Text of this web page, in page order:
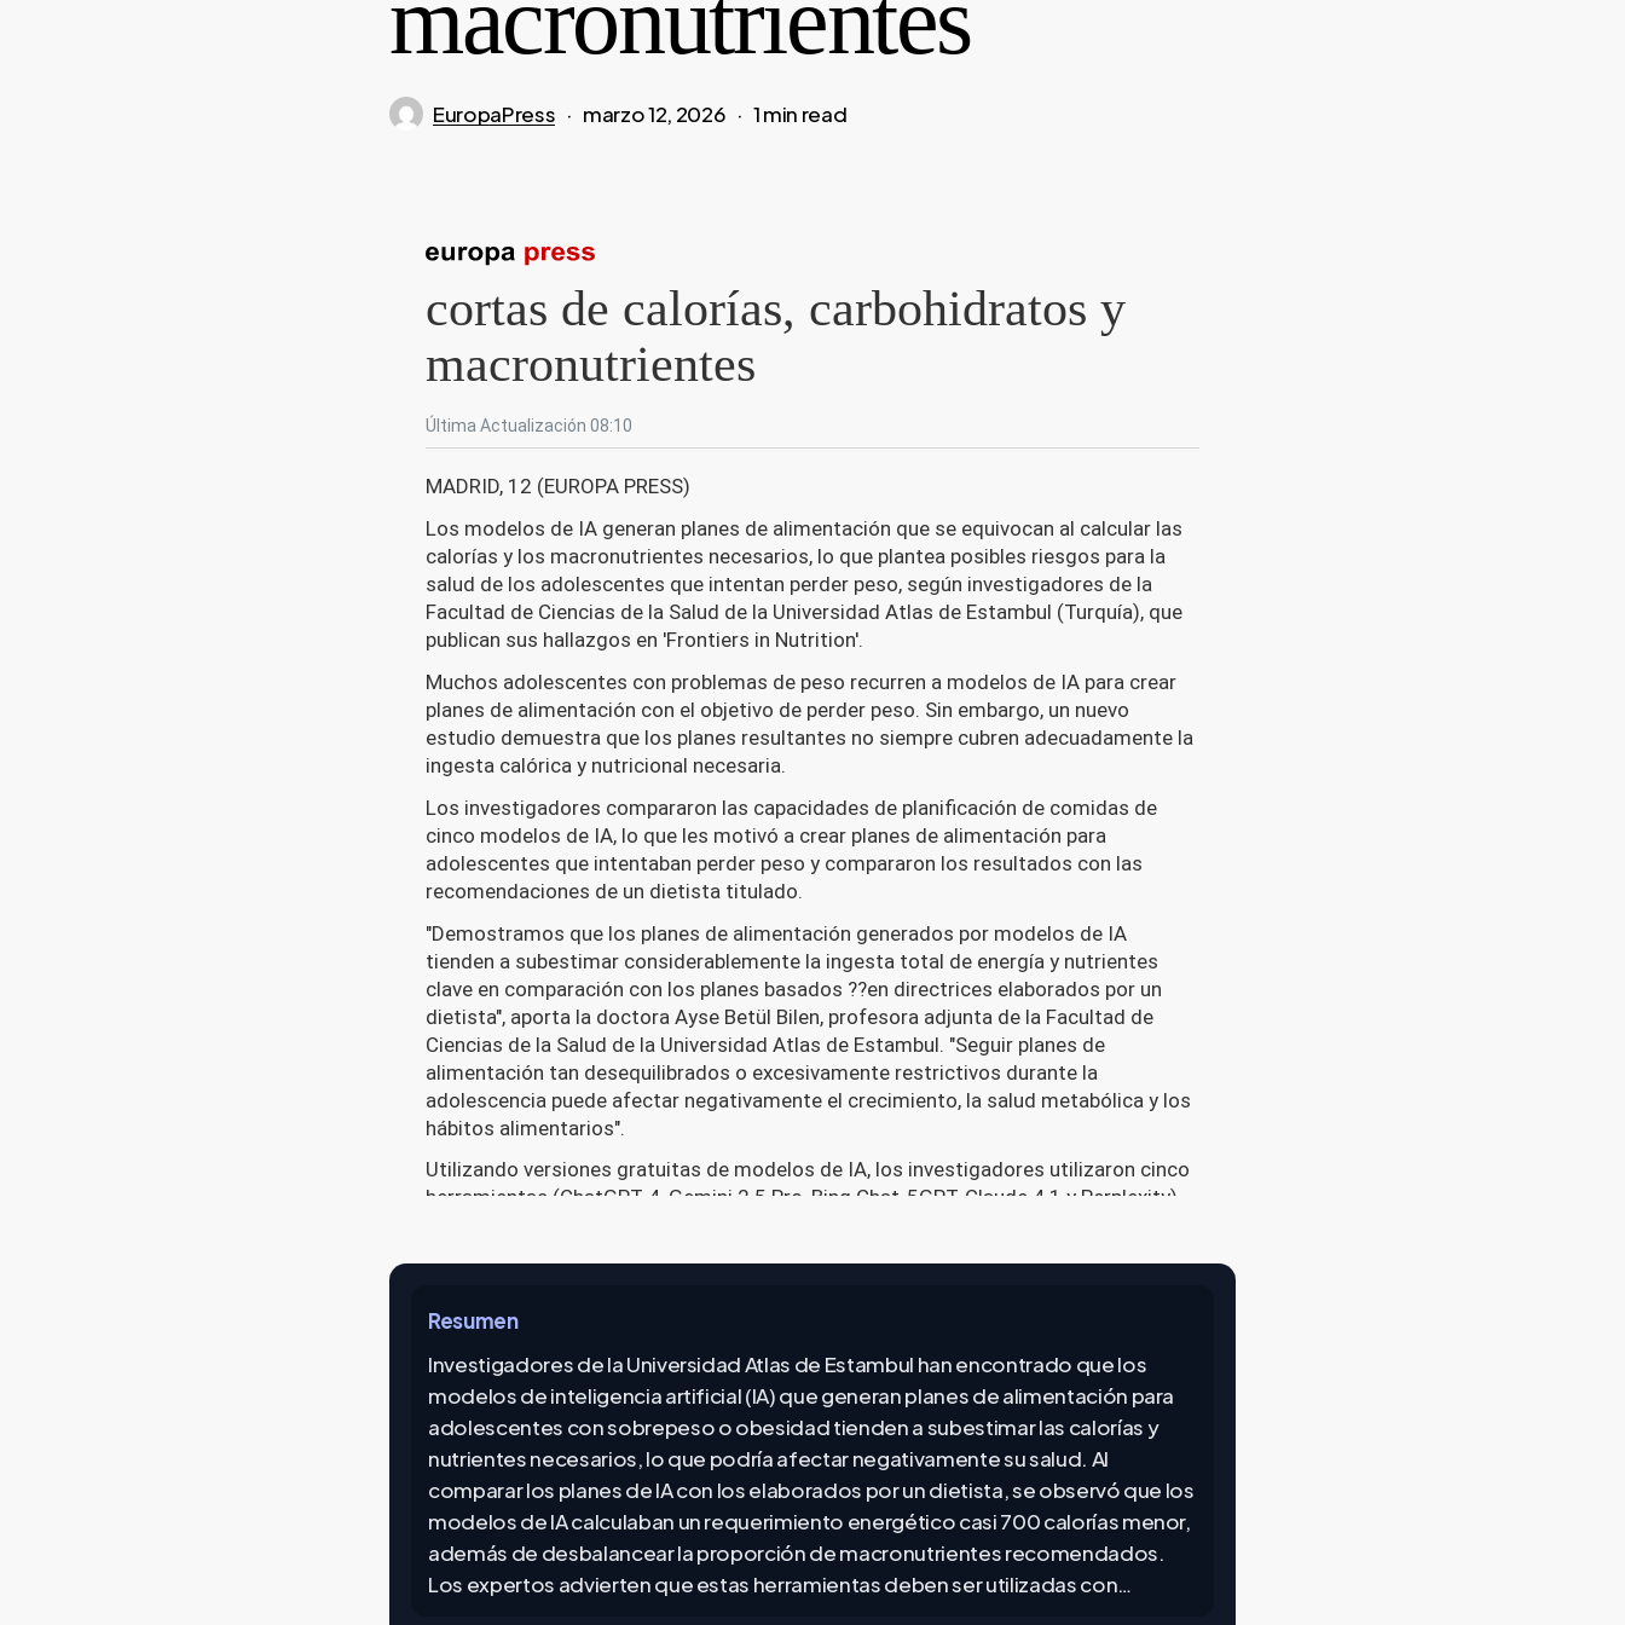
EuropaPress marzo 12, 2026 1 min read
Resumen
Investigadores de la Universidad Atlas de Estambul han encontrado que los
modelos de inteligencia artificial (IA) que generan planes de alimentación para
adolescentes con sobrepeso o obesidad tienden a subestimar las calorías y
nutrientes necesarios, lo que podría afectar negativamente su salud. Al
comparar los planes de IA con los elaborados por un dietista, se observó que los
modelos de IA calculaban un requerimiento energético casi 700 calorías menor,
además de desbalancear la proporción de macronutrientes recomendados.
Los expertos advierten que estas herramientas deben ser utilizadas con…